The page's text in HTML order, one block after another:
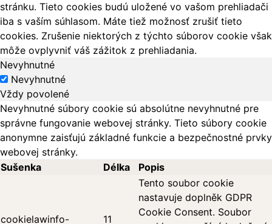
stránku. Tieto cookies budú uložené vo vašom prehliadači
iba s vaším súhlasom. Máte tiež možnosť zrušiť tieto
cookies. Zrušenie niektorých z týchto súborov cookie však
môže ovplyvniť váš zážitok z prehliadania.
Nevyhnutné
Nevyhnutné
Vždy povolené
Nevyhnutné súbory cookie sú absolútne nevyhnutné pre
správne fungovanie webovej stránky. Tieto súbory cookie
anonymne zaisťujú základné funkcie a bezpečnostné prvky
webovej stránky.
Sušenka
Délka Popis
cookielawinfo-
11
Tento soubor cookie
nastavuje doplněk GDPR
Cookie Consent. Soubor